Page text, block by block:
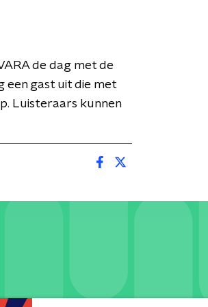
de dag met de
een gast uit die met
Luisteraars kunnen